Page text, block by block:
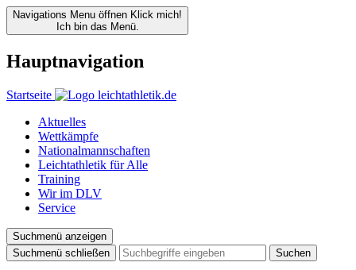
Navigations Menu öffnen Klick mich!
Ich bin das Menü.
Hauptnavigation
Startseite
Aktuelles
Wettkämpfe
Nationalmannschaften
Leichtathletik für Alle
Training
Wir im DLV
Service
Suchmenü anzeigen
Suchmenü schließen
Suchen